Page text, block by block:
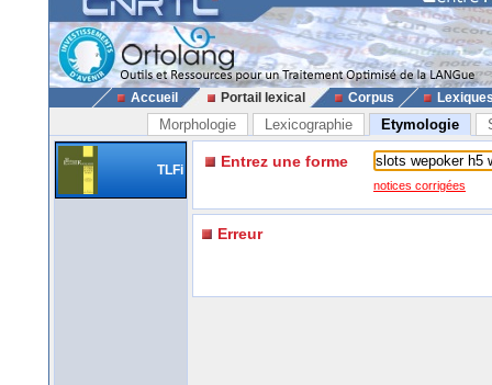
Accueil Portail lexical Corpus
Morphologie Lexicographie Etymologie
TLFi Entrez une forme
notices corrigées
Erreur